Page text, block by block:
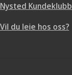
Nysted Kundeklubb
Vil du leie hos oss?